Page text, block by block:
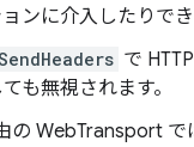
ンに介入したりでき
で
も無視されます。
の WebTransport で